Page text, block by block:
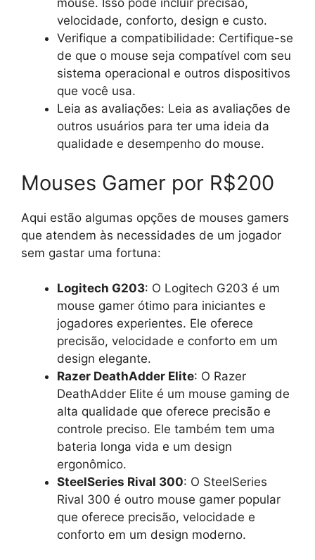
mouse. Isso pode incluir precisão,
velocidade, conforto, design e custo.
Verifique a compatibilidade: Certifique-se
de que o mouse seja compatível com seu
sistema operacional e outros dispositivos
que você usa.
Leia as avaliações: Leia as avaliações de
outros usuários para ter uma ideia da
qualidade e desempenho do mouse.
Mouses Gamer por R$200
Aqui estão algumas opções de mouses gamers
que atendem às necessidades de um jogador
sem gastar uma fortuna:
Logitech G203: O Logitech G203 é um
mouse gamer ótimo para iniciantes e
jogadores experientes. Ele oferece
precisão, velocidade e conforto em um
design elegante.
Razer DeathAdder Elite: O Razer
DeathAdder Elite é um mouse gaming de
alta qualidade que oferece precisão e
controle preciso. Ele também tem uma
bateria longa vida e um design
ergonômico.
SteelSeries Rival 300: O SteelSeries
Rival 300 é outro mouse gamer popular
que oferece precisão, velocidade e
conforto em um design moderno.